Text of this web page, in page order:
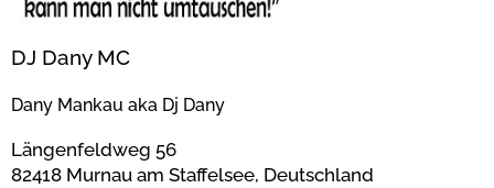
DJ Dany MC
Dany Mankau aka Dj Dany
Längenfeldweg 56
82418 Murnau am Staffelsee, Deutschland